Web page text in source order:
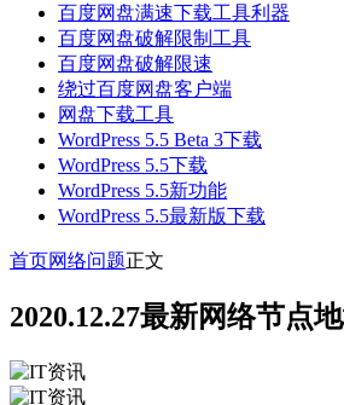
百度网盘满速下载工具利器
百度网盘破解限制工具
百度网盘破解限速
绕过百度网盘客户端
网盘下载工具
WordPress 5.5 Beta 3下载
WordPress 5.5下载
WordPress 5.5新功能
WordPress 5.5最新版下载
首页网络问题正文
2020.12.27最新网络节点